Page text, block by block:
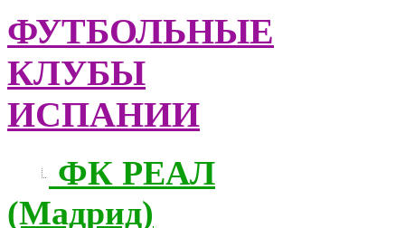
ФУТБОЛЬНЫЕ
КЛУБЫ
ИСПАНИИ
ФК РЕАЛ
(Мадрид)